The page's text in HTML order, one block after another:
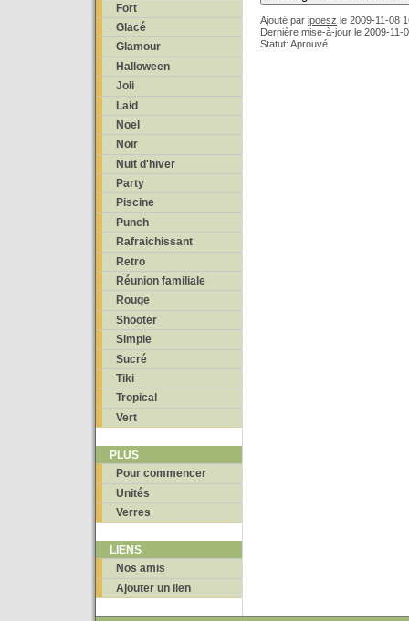
Fort
Glacé
Glamour
Halloween
Joli
Laid
Noel
Noir
Nuit d'hiver
Party
Piscine
Punch
Rafraichissant
Retro
Réunion familiale
Rouge
Shooter
Simple
Sucré
Tiki
Tropical
Vert
PLUS
Pour commencer
Unités
Verres
LIENS
Nos amis
Ajouter un lien
Ajouté par ipoesz le 2009-11-08
Dernière mise-à-jour le 2009-11-
Statut: Aprouvé